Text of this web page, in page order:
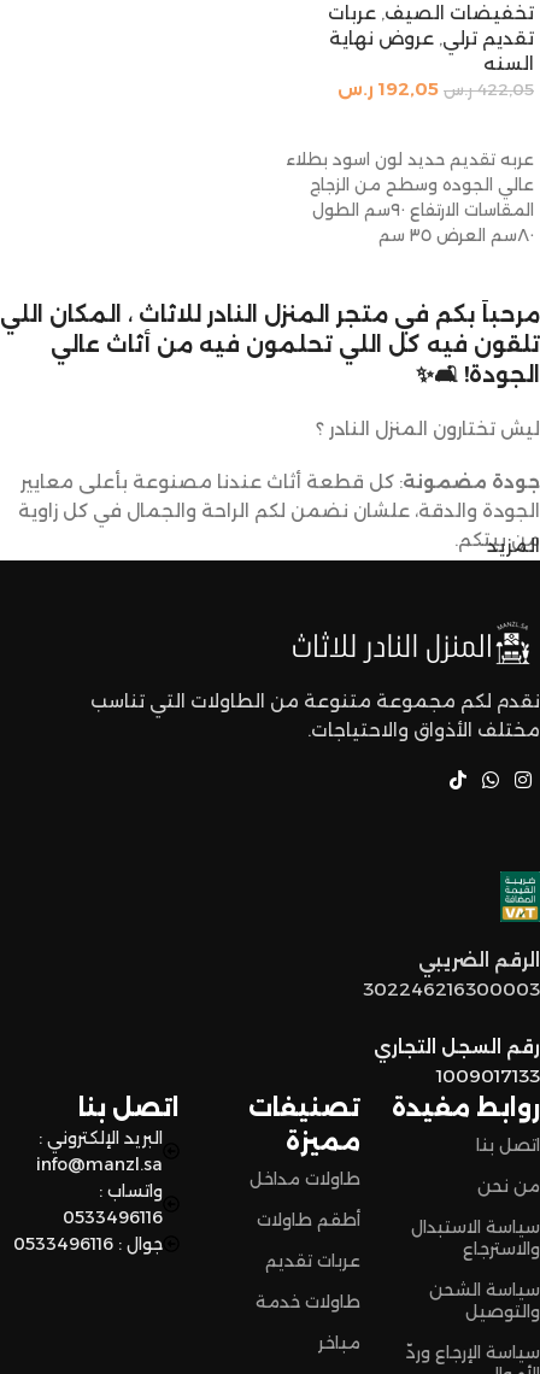
تخفيضات الصيف, عربات
تقديم ترلي, عروض نهاية
السنه
422,05 ر.س 192,05 ر.س
عربه تقديم حديد لون اسود بطلاء
عالي الجوده وسطح من الزجاج
المقاسات الارتفاع ٩٠سم الطول
٨٠سم العرض ٣٥ سم
مرحباً بكم في متجر المنزل النادر للاثاث ، المكان اللي
تلقون فيه كل اللي تحلمون فيه من أثاث عالي
الجودة! 🛋️✨
ليش تختارون المنزل النادر ؟
جودة مضمونة: كل قطعة أثاث عندنا مصنوعة بأعلى معايير
الجودة والدقة، علشان نضمن لكم الراحة والجمال في كل زاوية
من بيتكم.
الأذواق والديكورات. ما راح تحتاجون تدورون كثير علشان تلقون
اللي يعجبكم.
أسعار تنافسية : نقدم لكم أفضل الأسعار في السوق بدون ما
اختيار القطع المناسبة لين توصل لكم لحد البيت.
توصيل سريع وآمن
نضمن وصول منتجاتكم بأفضل حالة وفي أقصر وقت ممكن.
اختاروا الراحة والأناقة من المنزل النادر للاثاث الآن وعيشوا تجربة
تسوق مميزة.
المزيد
روابط مفيدة
اتصل بنا
من نحن
سياسة الاستبدال
والاسترجاع
سياسة الشحن
والتوصيل
سياسة الإرجاع وردّ
تصنيفات
مميزة
طاولات مداخل
أطقم طاولات
عربات تقديم
طاولات خدمة
مباخر
اتصل بنا
البريد الإلكتروني :
info@manzl.sa
واتساب :
0533496116
جوال : 0533496116
نقدم لكم مجموعة متنوعة من الطاولات التي تناسب
مختلف الأذواق والاحتياجات.
الرقم الضريبي
302246216300003
رقم السجل التجاري
1009017133